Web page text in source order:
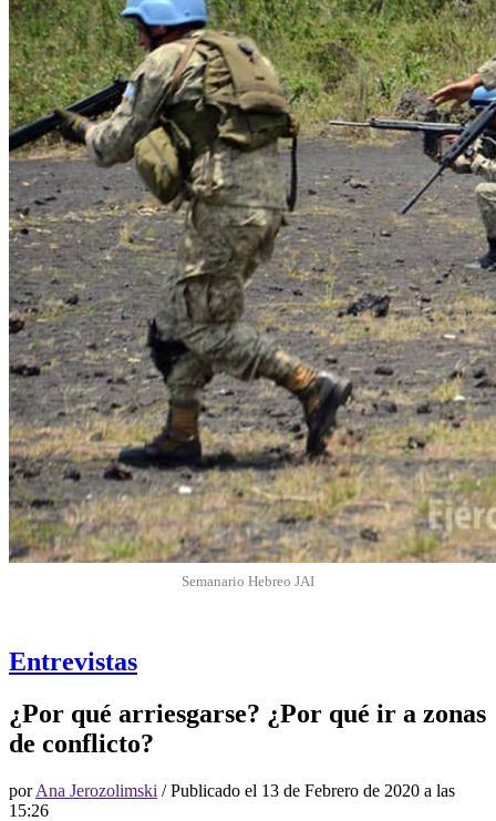
Semanario Hebreo JAI
Entrevistas
¿Por qué arriesgarse? ¿Por qué ir a zonas
de conflicto?
porAna Jerozolimski / Publicado el 13 de Febrero de 2020 a las
15:26